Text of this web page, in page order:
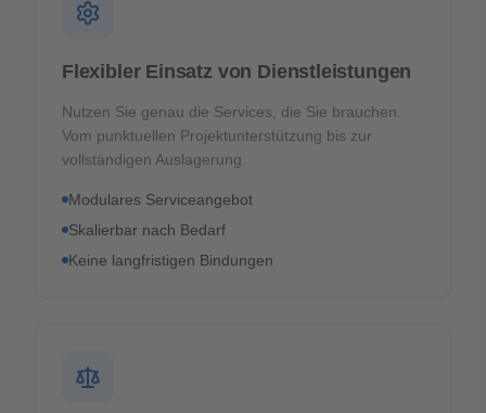
Flexibler Einsatz von Dienstleistungen
Nutzen Sie genau die Services, die Sie brauchen.
Vom punktuellen Projektunterstützung bis zur
vollständigen Auslagerung.
Modulares Serviceangebot
Skalierbar nach Bedarf
Keine langfristigen Bindungen